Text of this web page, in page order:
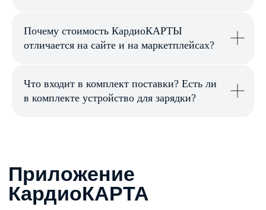
Почему стоимость КардиоКАРТЫ
отличается на сайте и на маркетплейсах?
Что входит в комплект поставки? Есть ли
в комплекте устройство для зарядки?
Использование
КардиоКАРТЫ